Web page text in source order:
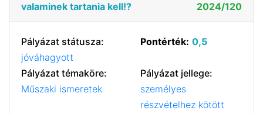
valaminek tartania kell!?
2024/120
Pályázat státusza:
jóváhagyott
Pontérték: 0,5
Pályázat témaköre:
Műszaki ismeretek
Pályázat jellege:
személyes
részvételhez kötött